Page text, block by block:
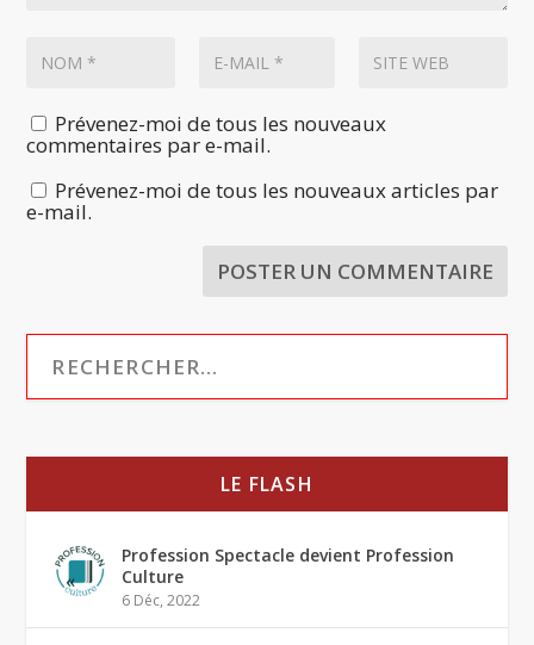
Prévenez-moi de tous les nouveaux
commentaires par e-mail.
Prévenez-moi de tous les nouveaux articles par
e-mail.
LE FLASH
Profession Spectacle devient Profession
Culture
6 Déc, 2022